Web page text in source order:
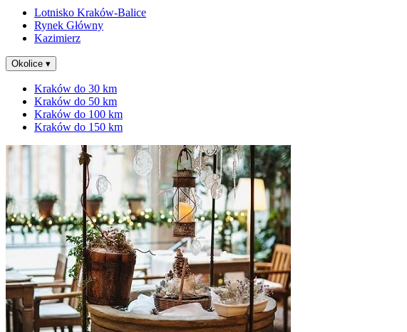
Lotnisko Kraków-Balice
Rynek Główny
Kazimierz
Okolice ▾
Kraków do 30 km
Kraków do 50 km
Kraków do 100 km
Kraków do 150 km